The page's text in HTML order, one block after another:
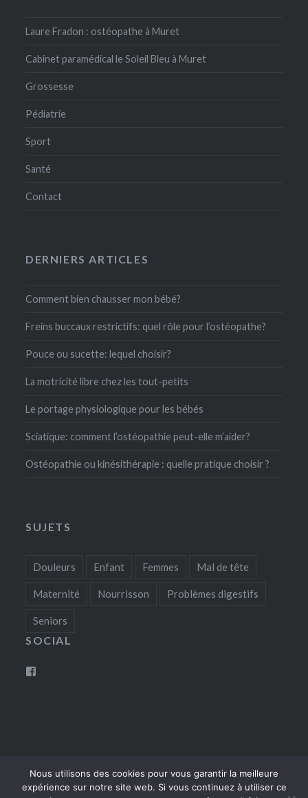
Laure Fradon : ostéopathe à Muret
Cabinet paramédical le Soleil Bleu à Muret
Grossesse
Pédiatrie
Sport
Santé
Contact
DERNIERS ARTICLES
Comment bien chausser mon bébé?
Freins buccaux restrictifs: quel rôle pour l’ostéopathe?
Pouce ou sucette: lequel choisir?
La motricité libre chez les tout-petits
Le portage physiologique pour les bébés
Sciatique: comment l’ostéopathie peut-elle m’aider?
Ostéopathie ou kinésithérapie : quelle pratique choisir ?
SUJETS
Douleurs Enfant Femmes Mal de tête
Maternité Nourrisson Problèmes digestifs
Seniors
SOCIAL
Nous utilisons des cookies pour vous garantir la meilleure
expérience sur notre site web. Si vous continuez à utiliser ce